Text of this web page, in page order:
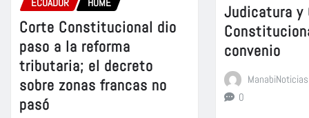
Corte Constitucional dio
paso a la reforma
tributaria; el decreto
sobre zonas francas no
pasó
Judicatura y
convenio
ManabiNoticias
0